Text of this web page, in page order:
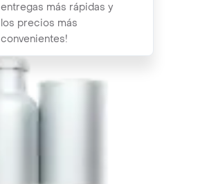
entregas más rápidas y
los precios más
convenientes!